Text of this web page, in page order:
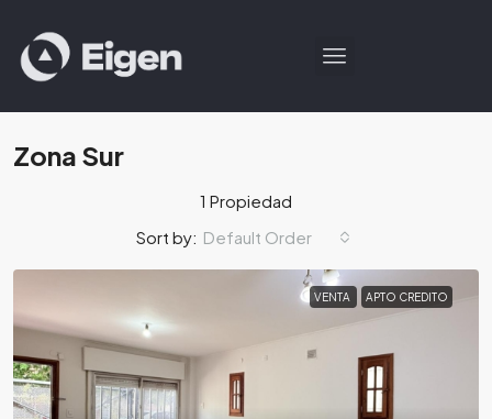
Zona Sur
1 Propiedad
Sort by: Default Order
VENTA APTO CREDITO